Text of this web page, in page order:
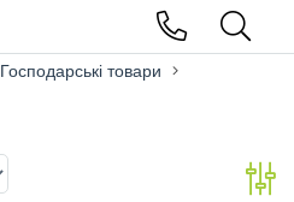
Господарські товари